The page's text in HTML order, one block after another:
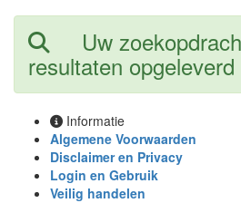
Uw
resultaten opgeleverd
Informatie
Algemene Voorwaarden
Disclaimer en Privacy
Login en Gebruik
Veilig handelen